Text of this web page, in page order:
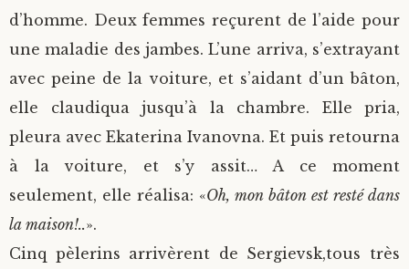
d’homme. Deux femmes reçurent de l’aide pour
une maladie des jambes. L’une arriva, s’extrayant
avec peine de la voiture, et s’aidant d’un bâton,
elle claudiqua jusqu’à la chambre. Elle pria,
pleura avec Ekaterina Ivanovna. Et puis retourna
à la voiture, et s’y assit… A ce moment
seulement, elle réalisa: «Oh, mon bâton est resté dans
la maison!..».
Cinq pèlerins arrivèrent de Sergievsk,tous très